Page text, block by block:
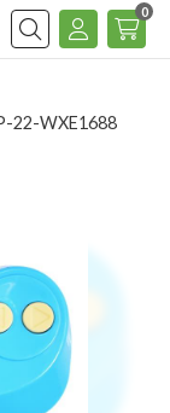
Buscar
0
22-WXE1688